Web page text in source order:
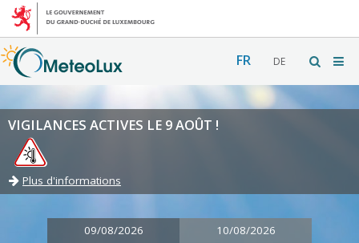
FR DE
VIGILANCES ACTIVES LE 9 AOÛT !
Plus d'informations
09/08/2026 10/08/2026